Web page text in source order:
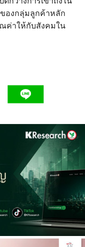
องกลุ่มลูกค้าหลัก
ณค่าให้กับสังคมใน